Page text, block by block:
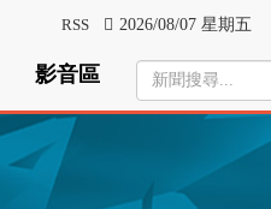
RSS 2026/08/07 星期五
影音區